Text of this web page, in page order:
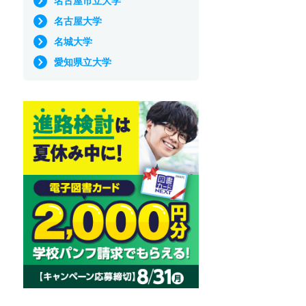
名古屋大学
名城大学
愛知県立大学